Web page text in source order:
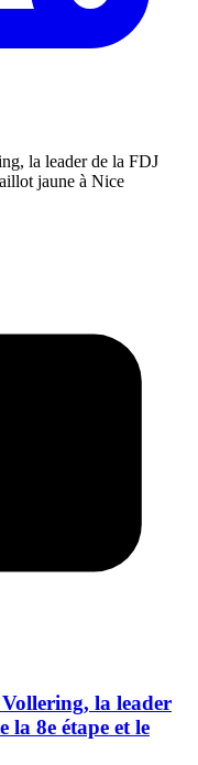
la leader
la 8e étape et le